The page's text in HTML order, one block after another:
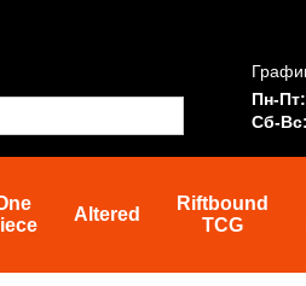
Пн-Пт:
Сб-Вс:
Altered
Riftbound
TCG